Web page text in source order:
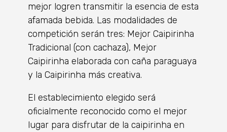
mejor logren transmitir la esencia de esta
afamada bebida. Las modalidades de
competición serán tres: Mejor Caipirinha
Tradicional (con cachaza), Mejor
Caipirinha elaborada con caña paraguaya
y la Caipirinha más creativa.
El establecimiento elegido será
oficialmente reconocido como el mejor
lugar para disfrutar de la caipirinha en